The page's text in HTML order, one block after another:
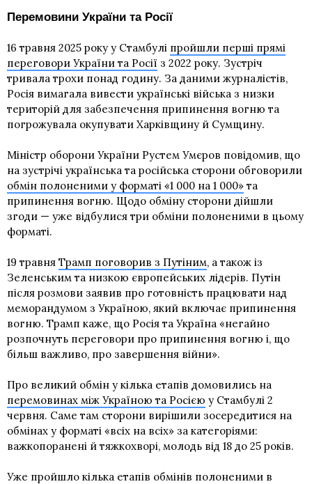
Перемовини України та Росії
16 травня 2025 року у Стамбулі пройшли перші прямі
переговори України та Росії з 2022 року. Зустріч
тривала трохи понад годину. За даними журналістів,
Росія вимагала вивести українські війська з низки
територій для забезпечення припинення вогню та
погрожувала окупувати Харківщину й Сумщину.
Міністр оборони України Рустем Умєров повідомив, що
на зустрічі українська та російська сторони обговорили
обмін полоненими у форматі «1 000 на 1 000» та
припинення вогню. Щодо обміну сторони дійшли
згоди — уже відбулися три обміни полоненими в цьому
форматі.
19 травня Трамп поговорив з Путіним, а також із
Зеленським та низкою європейських лідерів. Путін
після розмови заявив про готовність працювати над
меморандумом з Україною, який включає припинення
вогню. Трамп каже, що Росія та Україна «негайно
розпочнуть переговори про припинення вогню і, що
більш важливо, про завершення війни».
Про великий обмін у кілька етапів домовились на
перемовинах між Україною та Росією у Стамбулі 2
червня. Саме там сторони вирішили зосередитися на
обмінах у форматі «всіх на всіх» за категоріями:
важкопоранені й тяжкохворі, молодь від 18 до 25 років.
Уже пройшло кілька етапів обмінів полоненими в